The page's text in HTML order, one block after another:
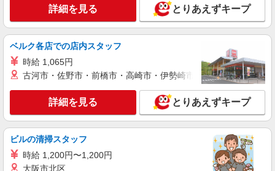
詳細を見る とりあえずキープ
ベルク各店での店内スタッフ
時給 1,065円
古河市・佐野市・前橋市・高崎市・伊勢崎市・太田市・館林市
詳細を見る とりあえずキープ
ビルの清掃スタッフ
時給 1,200円〜1,200円
大阪市北区